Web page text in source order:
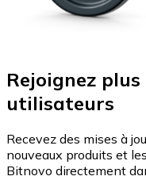
Rejoignez plus
utilisateurs
Recevez des mises à
nouveaux produits et
Bitnovo directement